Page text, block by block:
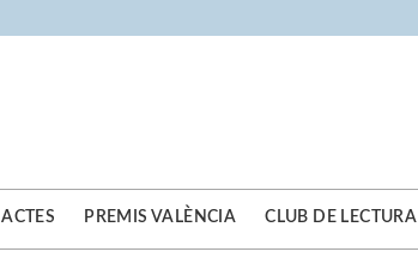
ACTES PREMIS VALÈNCIA CLUB DE LECTURA